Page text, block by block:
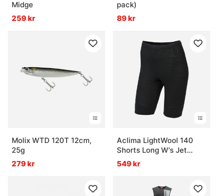
Midge
259 kr
pack)
89 kr
Molix WTD 120T 12cm,
25g
279 kr
Aclima LightWool 140
Shorts Long W's Jet
Black
549 kr